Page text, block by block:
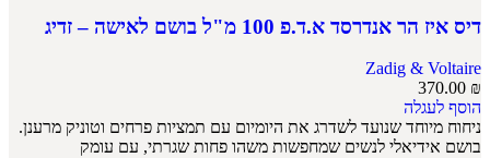
דיס איז הר אנדרסד א.ד.פ 100 מ"ל בושם לאישה – זדיג
Zadig & Voltaire
370.00 ₪
הוסף לעגלה
ניחוח מיוחד שנועד לשדרג את היומיום עם תמציות פרחים וטוניק מרענן.
בושם אידיאלי לנשים שמחפשות משהו פחות שגרתי, עם עומק